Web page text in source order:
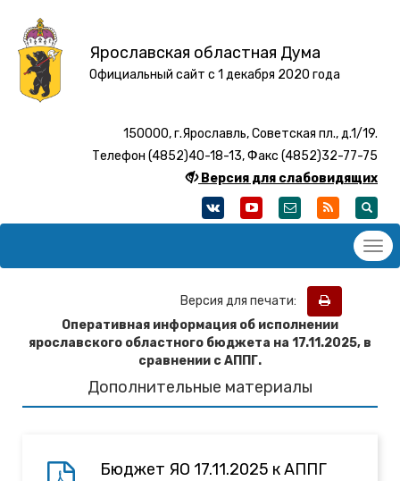
Ярославская областная Дума
Официальный сайт с 1 декабря 2020 года
150000, г.Ярославль, Советская пл., д.1/19.
Телефон (4852)40-18-13, Факс (4852)32-77-75
Версия для слабовидящих
Версия для печати:
Оперативная информация об исполнении
ярославского областного бюджета на 17.11 .2025, в
сравнении с АППГ.
Дополнительные материалы
Бюджет ЯО 17.11.2025 к АППГ